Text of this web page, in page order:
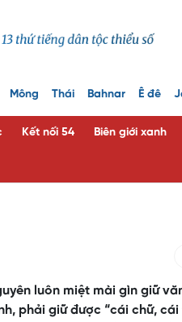
Mông Thái Bahnar Ê đê
Kết nối 54 Biên giới xanh
luôn miệt mài gìn giữ
phải giữ được “cái chữ, cái